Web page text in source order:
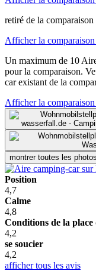
retiré de la comparaison
Afficher la comparaison
Un maximum de 10
pour la comparaison.
car existant de la
Afficher la comparaison
montrer toutes les photos
Position
4,7
Calme
4,8
Conditions de la
4,2
se soucier
4,2
afficher tous les avis